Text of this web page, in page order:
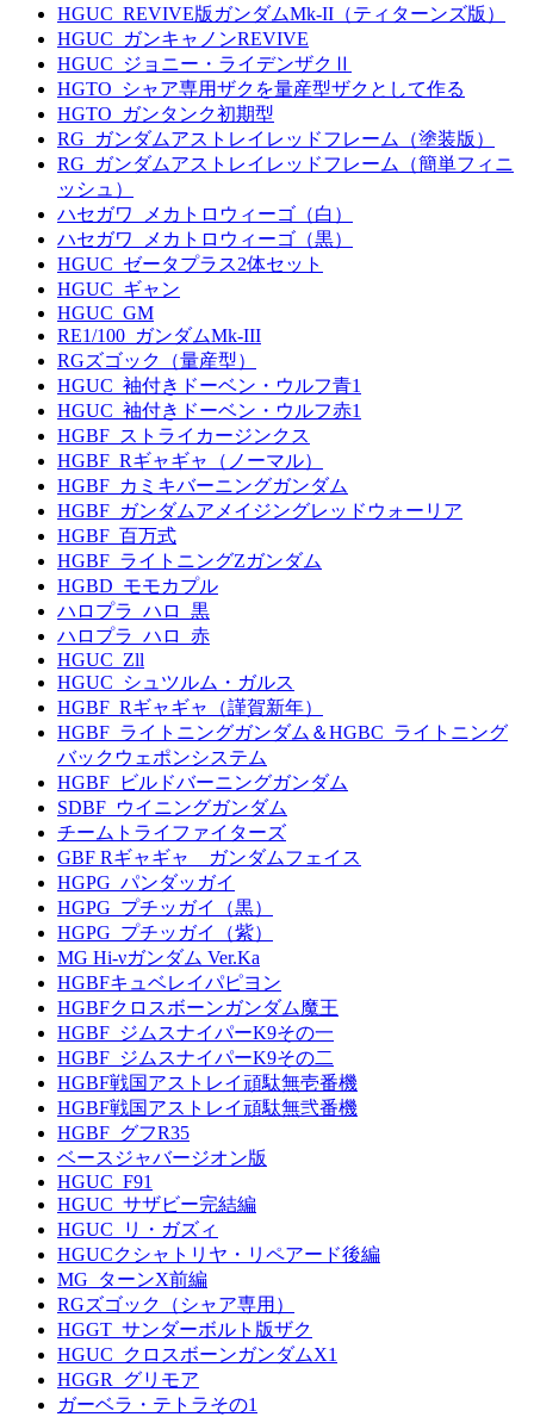
HGUC_REVIVE版ガンダムMk-II（ティターンズ版）
HGUC_ガンキャノンREVIVE
HGUC_ジョニー・ライデンザクⅡ
HGTO_シャア専用ザクを量産型ザクとして作る
HGTO_ガンタンク初期型
RG_ガンダムアストレイレッドフレーム（塗装版）
RG_ガンダムアストレイレッドフレーム（簡単フィニ
ッシュ）
ハセガワ_メカトロウィーゴ（白）
ハセガワ_メカトロウィーゴ（黒）
HGUC_ゼータプラス2体セット
HGUC_ギャン
HGUC_GM
RE1/100_ガンダムMk-III
RGズゴック（量産型）
HGUC_袖付きドーベン・ウルフ青1
HGUC_袖付きドーベン・ウルフ赤1
HGBF_ストライカージンクス
HGBF_Rギャギャ（ノーマル）
HGBF_カミキバーニングガンダム
HGBF_ガンダムアメイジングレッドウォーリア
HGBF_百万式
HGBF_ライトニングZガンダム
HGBD_モモカプル
ハロプラ_ハロ_黒
ハロプラ_ハロ_赤
HGUC_Zll
HGUC_シュツルム・ガルス
HGBF_Rギャギャ（謹賀新年）
HGBF_ライトニングガンダム＆HGBC_ライトニング
バックウェポンシステム
HGBF_ビルドバーニングガンダム
SDBF_ウイニングガンダム
チームトライファイターズ
GBF Rギャギャ ガンダムフェイス
HGPG_パンダッガイ
HGPG_プチッガイ（黒）
HGPG_プチッガイ（紫）
MG Hi-νガンダム Ver.Ka
HGBFキュベレイパピヨン
HGBFクロスボーンガンダム魔王
HGBF_ジムスナイパーK9その一
HGBF_ジムスナイパーK9その二
HGBF戦国アストレイ頑駄無壱番機
HGBF戦国アストレイ頑駄無弐番機
HGBF_グフR35
ベースジャバージオン版
HGUC_F91
HGUC_サザビー完結編
HGUC_リ・ガズィ
HGUCクシャトリヤ・リペアード後編
MG_ターンX前編
RGズゴック（シャア専用）
HGGT_サンダーボルト版ザク
HGUC_クロスボーンガンダムX1
HGGR_グリモア
ガーベラ・テトラその1